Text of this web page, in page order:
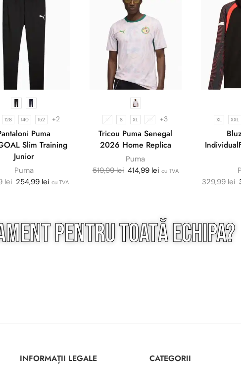
128 140 152 +2
Puma
Slim Training
Junior
Puma
lei 254,99 lei cu TVA
M S XL XS +3
Tricou Puma Senegal
2026 Home Replica
Puma
519,99lei 414,99 lei cu TVA
XL XXL
329,99lei
pentrutoatăechipa?
INFORMAȚII LEGALE CATEGORII